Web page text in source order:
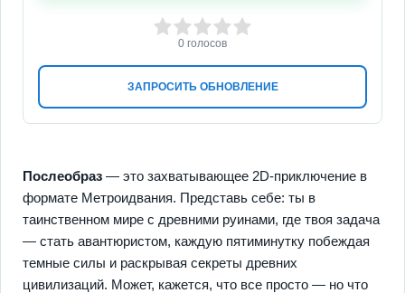
ЗАПРОСИТЬ ОБНОВЛЕНИЕ
3 4 5
0 голосов
Послеобраз — это захватывающее 2D-приключение в
формате Метроидвания. Представь себе: ты в
таинственном мире с древними руинами, где твоя задача
— стать авантюристом, каждую пятиминутку побеждая
темные силы и раскрывая секреты древних
цивилизаций. Может, кажется, что все просто — но что